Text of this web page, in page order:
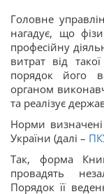
Головне
нагадує, що
професійну
витрат від
порядок його
органом
та реалізує
Норми
України (далі –
Так, форма
провадять
Порядок її